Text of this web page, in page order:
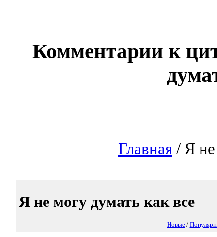
Комментарии к
Главная / Я не
Я не могу думать как все
Новые/